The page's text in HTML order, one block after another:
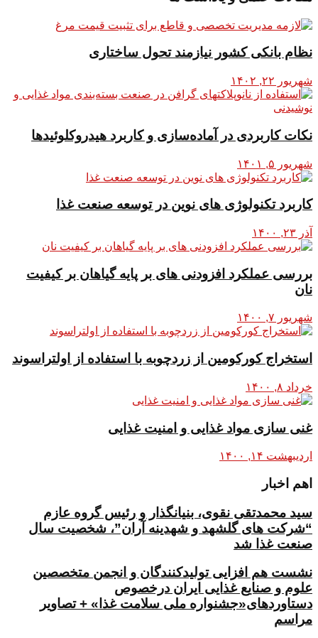
نظام بانکی کشور نیازمند تحول ساختاری
شهریور ۲۲, ۱۴۰۲
نکات کاربردی در آماده‌سازی و کاربرد هیدروکلوئیدها
شهریور ۵, ۱۴۰۱
کاربرد تکنولوژی های نوین در توسعه صنعت غذا
آذر ۲۳, ۱۴۰۰
بررسی عملکرد افزودنی های بر پایه گیاهان بر کیفیت
نان
شهریور ۷, ۱۴۰۰
استخراج کورکومین از زردچوبه با استفاده از اولتراسوند
خرداد ۸, ۱۴۰۰
غنی سازی مواد غذایی و امنیت غذایی
اردیبهشت ۱۴, ۱۴۰۰
اهم اخبار
سید محمدتقی نقوی، بنیانگذار و رئیس گروه عازم
“شرکت های گلشهد و شهدینه آران”، شخصیت سال
صنعت غذا شد
نشست هم افزایی تولیدکنندگان و انجمن متخصصین
علوم و صنایع غذایی ایران درخصوص
دستاوردهای«جشنواره ملی سلامت غذا» + تصاویر
مراسم